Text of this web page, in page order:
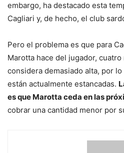
embargo, ha destacado esta
Cagliari y, de hecho, el club
Pero el problema es que para
Marotta hace del jugador,
considera demasiado alta, por
están actualmente estancadas.
es que Marotta ceda en las
cobrar una cantidad menor por